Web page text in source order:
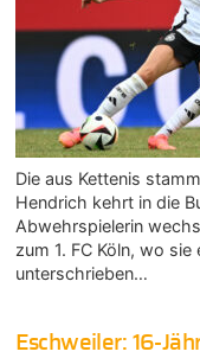
Die aus Kettenis
Hendrich kehrt in die
Abwehrspielerin
zum 1. FC Köln, wo
unterschrieben…
Eschweiler: 16-